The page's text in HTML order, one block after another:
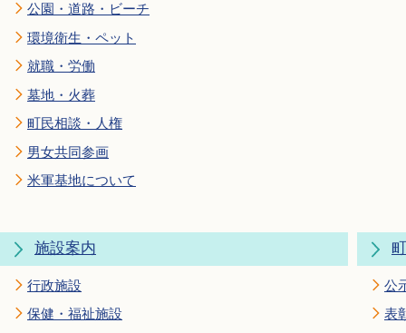
公園・道路・ビーチ
環境衛生・ペット
就職・労働
墓地・火葬
町民相談・人権
男女共同参画
米軍基地について
施設案内
行政施設
保健・福祉施設
公
表